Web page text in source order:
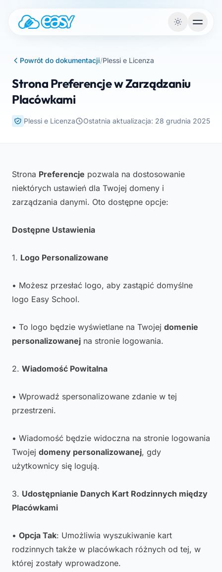
Powrót do dokumentacji/Plessi e Licenza
Strona Preferencje w Zarządzaniu
Placówkami
Plessi e Licenza Ostatnia aktualizacja: 28 grudnia 2025
Strona Preferencje pozwala na dostosowanie
niektórych ustawień dla Twojej domeny i
zarządzania danymi. Oto dostępne opcje:
Dostępne Ustawienia
1. Logo Personalizowane
• Możesz przesłać logo, aby zastąpić domyślne
logo Easy School.
• To logo będzie wyświetlane na Twojej domenie
personalizowanej na stronie logowania.
2. Wiadomość Powitalna
• Wprowadź spersonalizowane zdanie w tej
przestrzeni.
• Wiadomość będzie widoczna na stronie logowania
Twojej domeny personalizowanej, gdy
użytkownicy się logują.
3. Udostępnianie Danych Kart Rodzinnych między
Placówkami
• Opcja Tak: Umożliwia wyszukiwanie kart
rodzinnych także w placówkach różnych od tej, w
której zostały wprowadzone.